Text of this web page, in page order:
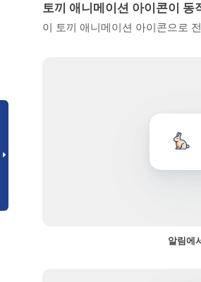
토끼 애니메이션 아이콘이 동
이 토끼 애니메이션 아이콘으로
알림에